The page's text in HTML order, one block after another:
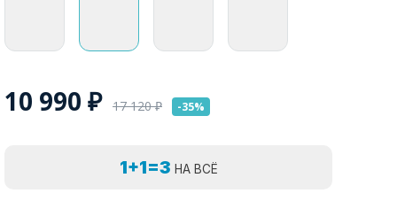
10 990 ₽ 17 120₽ -35%
1+1=3 НА ВСЁ